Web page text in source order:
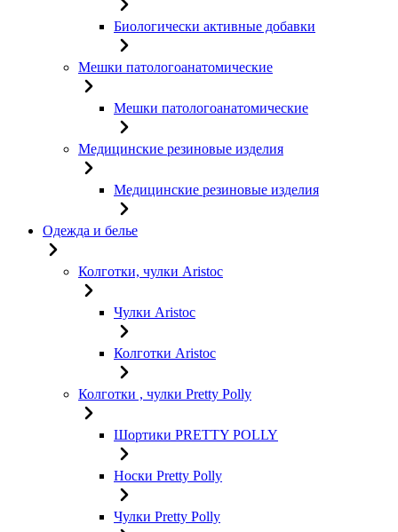
Биологически активные добавки
Мешки патологоанатомические
Мешки патологоанатомические
Медицинские резиновые изделия
Медицинские резиновые изделия
Одежда и белье
Колготки, чулки Aristoc
Чулки Aristoc
Колготки Aristoc
Колготки , чулки Pretty Polly
Шортики PRETTY POLLY
Носки Pretty Polly
Чулки Pretty Polly